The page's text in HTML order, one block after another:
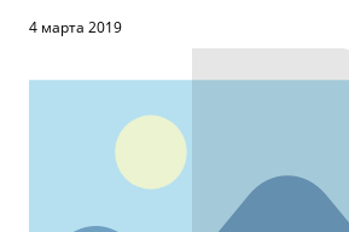
4 марта 2019